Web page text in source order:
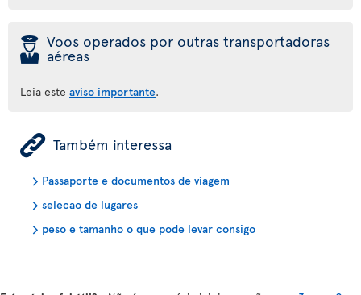
þ Voos operados por outras transportadoras
aéreas
Leia este aviso importante.
ÿ Também interessa
Passaporte e documentos de viagem
selecao de lugares
peso e tamanho o que pode levar consigo